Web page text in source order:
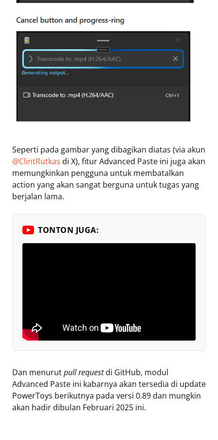
Seperti pada gambar yang dibagikan diatas (via akun
@ClintRutkas di X), fitur Advanced Paste ini juga akan
memungkinkan pengguna untuk membatalkan
action yang akan sangat berguna untuk tugas yang
berjalan lama.
TONTON JUGA:
Dan menurutpull requestdi GitHub, modul
Advanced Paste ini kabarnya akan tersedia di update
PowerToys berikutnya pada versi 0.89 dan mungkin
akan hadir dibulan Februari 2025 ini.